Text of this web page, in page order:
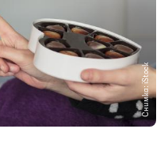
Снимка: iStock